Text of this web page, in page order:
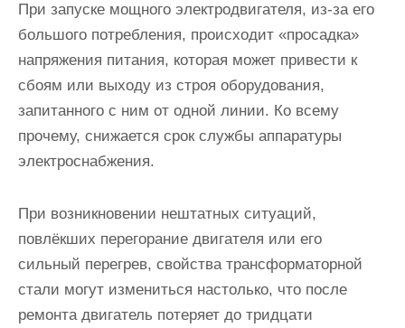
При запуске мощного электродвигателя, из-за его
большого потребления, происходит «просадка»
напряжения питания, которая может привести к
сбоям или выходу из строя оборудования,
запитанного с ним от одной линии. Ко всему
прочему, снижается срок службы аппаратуры
электроснабжения.
При возникновении нештатных ситуаций,
повлёкших перегорание двигателя или его
сильный перегрев, свойства трансформаторной
стали могут измениться настолько, что после
ремонта двигатель потеряет до тридцати